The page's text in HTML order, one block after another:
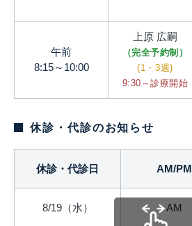
午前
8:15～10:00
上原 広嗣
（完全予約制）
(1・3週)
9:30～診療開始
休診・代診のお知らせ
休診・代診日 AM/PM
8/19（水） AM